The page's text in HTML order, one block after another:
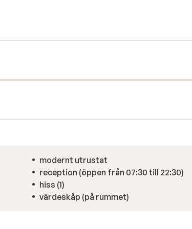
en aktiv dag kan du koppla av i bastun,
och en gång i veckan anordnas en
men läckra italienska rätter och
(free version)
modernt utrustat
reception (öppen från 07:30 till 22:30)
hiss (1)
värdeskåp (på rummet)